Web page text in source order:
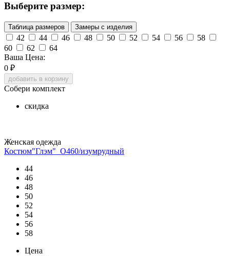
Выберите размер:
Таблица размеров Замеры с изделия
42 44 46 48 50 52 54 56
58
60
62
64
Ваша Цена:
0 ₽
добавить в корзину
Собери комплект
скидка
Женская одежда
Костюм"Глэм"_О460/изумрудный
44
46
48
50
52
54
56
58
Цена